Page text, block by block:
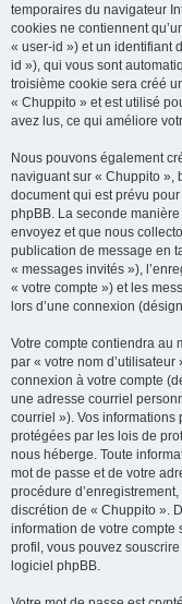
temporaires du navigateur
cookies ne contiennent
« user-id ») et un identifiant
id »), qui vous sont
troisième cookie sera créé
« Chuppito » et est utilisé
avez lus, ce qui améliore
Nous pouvons également
naviguant sur « Chuppito »,
document qui est prévu
phpBB. La seconde
envoyez et que nous
publication de message en
« messages invités »),
« votre compte ») et les
lors d’une connexion
Votre compte contiendra au
par « votre nom
connexion à votre compte
une adresse courriel
courriel »). Vos informations
protégées par les lois de
nous héberge. Toute
mot de passe et de votre
procédure
discrétion de « Chuppito ».
information de votre compte
profil, vous pouvez
logiciel phpBB.